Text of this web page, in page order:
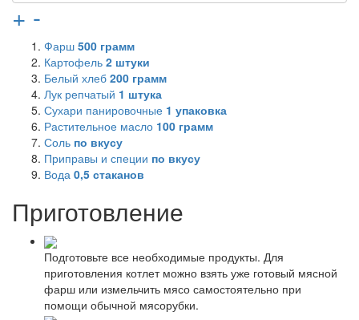
+ -
Фарш 500 грамм
Картофель 2 штуки
Белый хлеб 200 грамм
Лук репчатый 1 штука
Сухари панировочные 1 упаковка
Растительное масло 100 грамм
Соль по вкусу
Приправы и специи по вкусу
Вода 0,5 стаканов
Приготовление
Подготовьте все необходимые продукты. Для
приготовления котлет можно взять уже готовый мясной
фарш или измельчить мясо самостоятельно при
помощи обычной мясорубки.